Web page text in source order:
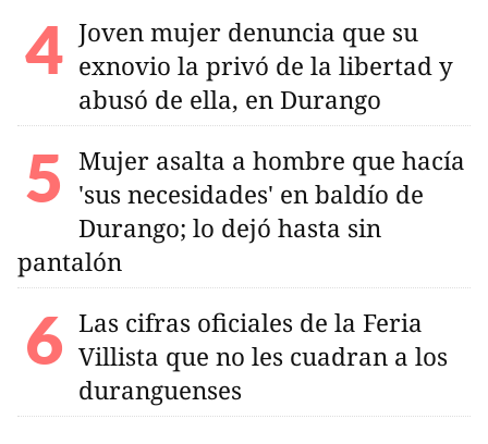
Joven mujer denuncia que su
exnovio la privó de la libertad y
abusó de ella, en Durango
Mujer asalta a hombre que hacía
'sus necesidades' en baldío de
Durango; lo dejó hasta sin
pantalón
Las cifras oficiales de la Feria
Villista que no les cuadran a los
duranguenses